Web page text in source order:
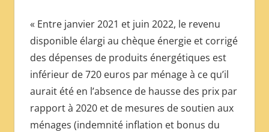
« Entre janvier 2021 et juin 2022, le revenu
disponible élargi au chèque énergie et corrigé
des dépenses de produits énergétiques est
inférieur de 720 euros par ménage à ce qu’il
aurait été en l’absence de hausse des prix par
rapport à 2020 et de mesures de soutien aux
ménages (indemnité inflation et bonus du